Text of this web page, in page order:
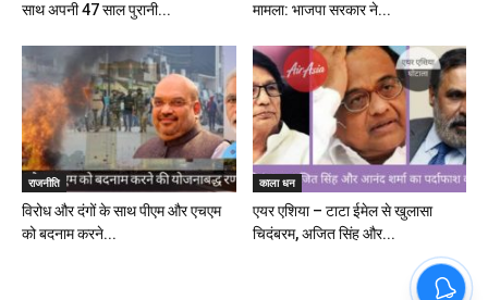
साथ अपनी 47 साल पुरानी...
मामला: भाजपा सरकार ने...
राजनीति
विरोध और दंगों के साथ पीएम और एचएम
को बदनाम करने...
काला धन
एयर एशिया – टाटा ईमेल से खुलासा
चिदंबरम, अजित सिंह और...